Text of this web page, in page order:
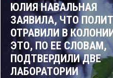
ЮЛИЯ НАВАЛЬНАЯ
ЗАЯВИЛА, ЧТО
ОТРАВИЛИ В
ЭТО, ПО ЕЕ СЛОВАМ,
ПОДТВЕРДИЛИ ДВЕ
ЛАБОРАТОРИИ